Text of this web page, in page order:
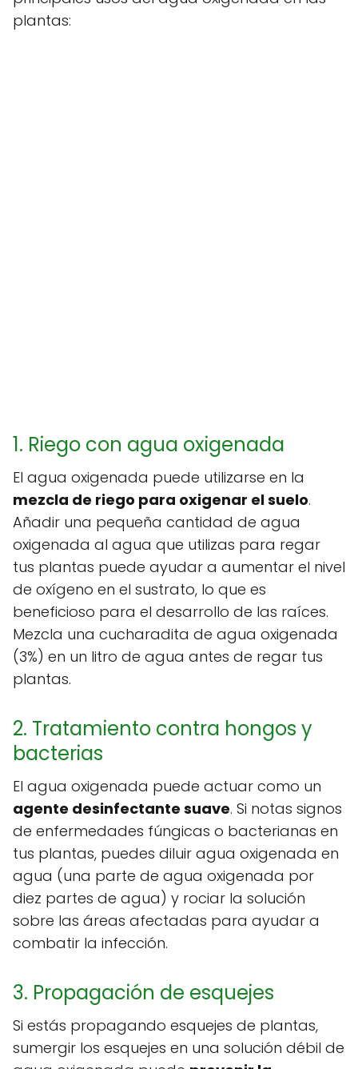
plantas:
1. Riego con agua oxigenada
El agua oxigenada puede utilizarse en la
mezcla de riego para oxigenar el suelo.
Añadir una pequeña cantidad de agua
oxigenada al agua que utilizas para regar
tus plantas puede ayudar a aumentar el nivel
de oxígeno en el sustrato, lo que es
beneficioso para el desarrollo de las raíces.
Mezcla una cucharadita de agua oxigenada
(3%) en un litro de agua antes de regar tus
plantas.
2. Tratamiento contra hongos y
bacterias
El agua oxigenada puede actuar como un
agente desinfectante suave. Si notas signos
de enfermedades fúngicas o bacterianas en
tus plantas, puedes diluir agua oxigenada en
agua (una parte de agua oxigenada por
diez partes de agua) y rociar la solución
sobre las áreas afectadas para ayudar a
combatir la infección.
3. Propagación de esquejes
Si estás propagando esquejes de plantas,
sumergir los esquejes en una solución débil de